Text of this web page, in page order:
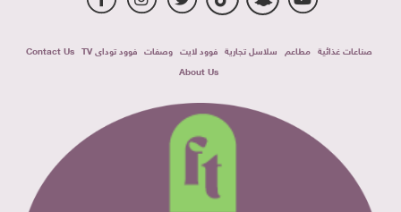
صناعات غذائية مطاعم سلاسل تجارية فوود لايت وصفات فوود توداى TV
Contact Us
About Us